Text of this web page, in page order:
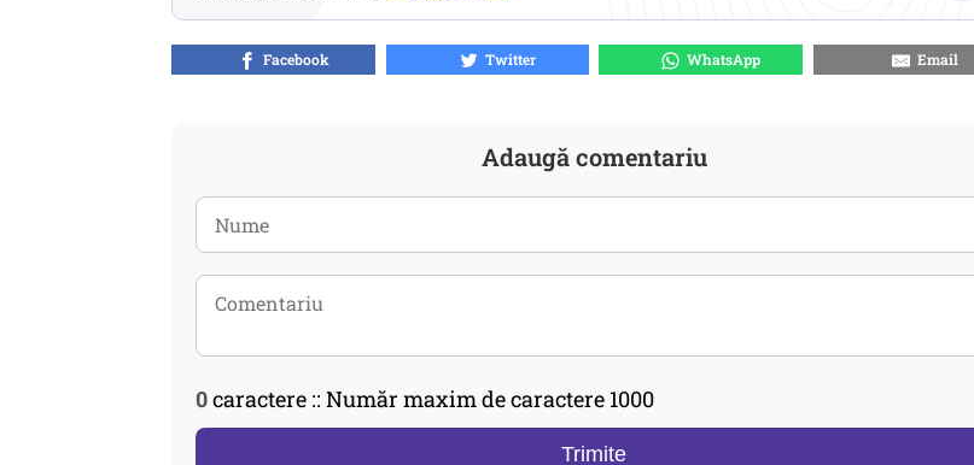
Facebook Twitter WhatsApp Email
Adaugă comentariu
0caractere :: Număr maxim de caractere 1000
Trimite